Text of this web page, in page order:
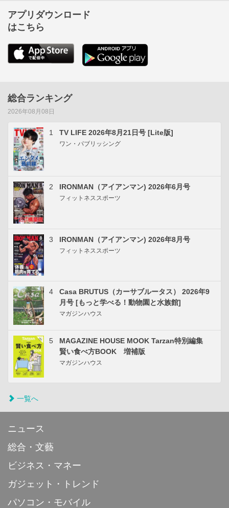
アプリダウンロード
はこちら
総合ランキング
2026年08月08日
1 TV LIFE 2026年8月21日号 [Lite版]
ワン・パブリッシング
2 IRONMAN（アイアンマン) 2026年6月号
フィットネススポーツ
3 IRONMAN（アイアンマン) 2026年8月号
フィットネススポーツ
4
Casa BRUTUS（カーサブルータス） 2026年9
月号 [もっと学べる！動物園と水族館]
マガジンハウス
5
MAGAZINE HOUSE MOOK Tarzan特別編集
賢い食べ方BOOK 増補版
マガジンハウス
一覧へ
ニュース
総合・文藝
ビジネス・マネー
ガジェット・トレンド
パソコン・モバイル